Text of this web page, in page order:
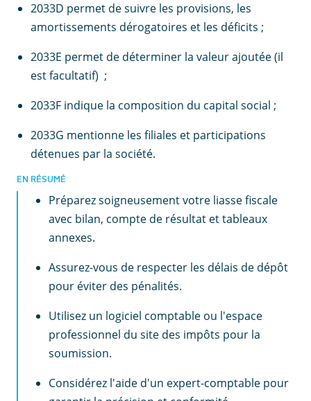
2033D permet de suivre les provisions, les
amortissements dérogatoires et les déficits ;
2033E permet de déterminer la valeur ajoutée (il
est facultatif) ;
2033F indique la composition du capital social ;
2033G mentionne les filiales et participations
détenues par la société.
EN RÉSUMÉ
Préparez soigneusement votre liasse fiscale
avec bilan, compte de résultat et tableaux
annexes.
Assurez-vous de respecter les délais de dépôt
pour éviter des pénalités.
Utilisez un logiciel comptable ou l'espace
professionnel du site des impôts pour la
soumission.
Considérez l'aide d'un expert-comptable pour